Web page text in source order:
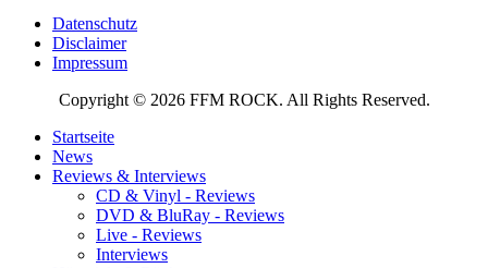
Datenschutz
Disclaimer
Impressum
Copyright © 2026 FFM ROCK. All Rights Reserved.
Startseite
News
Reviews & Interviews
CD & Vinyl - Reviews
DVD & BluRay - Reviews
Live - Reviews
Interviews